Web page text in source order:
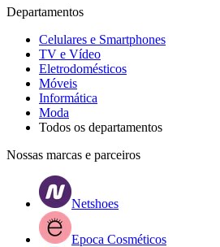
Departamentos
Celulares e Smartphones
TV e Vídeo
Eletrodomésticos
Móveis
Informática
Moda
Todos os departamentos
Nossas marcas e parceiros
Netshoes
Epoca Cosméticos